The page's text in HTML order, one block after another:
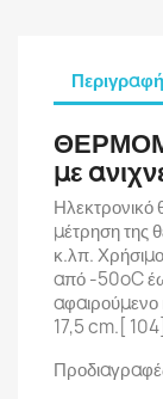
Περιγραφή
με
Ηλεκτρονικό
μέτρηση της
κ.λπ.
από -50oC
αφαιρούμενο
17,5 cm.[ 104]